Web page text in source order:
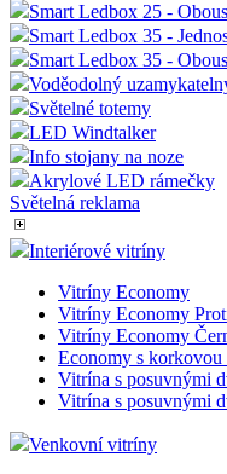
Smart Ledbox 25 -
Smart Ledbox 35 -
Smart Ledbox 35 -
Voděodolný
Světelné totemy
LED Windtalker
Info stojany na noze
Akrylové LED rámečky
Světelná reklama
Interiérové vitríny
Vitríny Economy
Vitríny Economy
Vitríny Economy
Economy s korkovou
Vitrína s posuvnými
Vitrína s posuvnými
Venkovní vitríny